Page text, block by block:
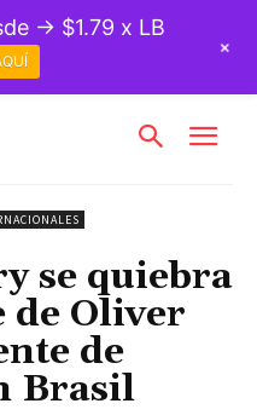
se quiebra
de Oliver
de
Brasil
→ $1.79 x LB
+